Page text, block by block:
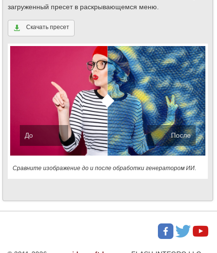
загруженный пресет в раскрывающемся меню.
Скачать пресет
После
До
Сравните изображение до и после обработки генератором ИИ.